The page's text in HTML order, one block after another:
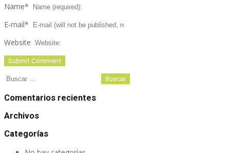
Name*
E-mail*
Website
Buscar:
Comentarios recientes
Archivos
Categorías